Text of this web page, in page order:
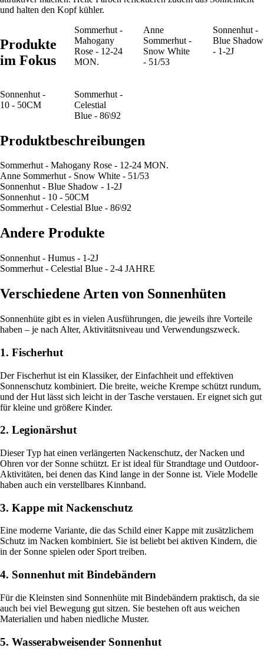
und halten den Kopf kühler.
Produkte
im Fokus
Sommerhut -
Mahogany
Rose - 12-24
MON.
Anne
Sommerhut -
Snow White
- 51/53
Sonnenhut -
Blue Shadow
- 1-2J
Sonnenhut -
10 - 50CM
Sommerhut -
Celestial
Blue - 86\92
Produktbeschreibungen
Sommerhut - Mahogany Rose - 12-24 MON.
Anne Sommerhut - Snow White - 51/53
Sonnenhut - Blue Shadow - 1-2J
Sonnenhut - 10 - 50CM
Sommerhut - Celestial Blue - 86\92
Andere Produkte
Sonnenhut - Humus - 1-2J
Sommerhut - Celestial Blue - 2-4 JAHRE
Verschiedene Arten von Sonnenhüten
Sonnenhüte gibt es in vielen Ausführungen, die jeweils ihre Vorteile
haben – je nach Alter, Aktivitätsniveau und Verwendungszweck.
1. Fischerhut
Der Fischerhut ist ein Klassiker, der Einfachheit und effektiven
Sonnenschutz kombiniert. Die breite, weiche Krempe schützt rundum,
und der Hut lässt sich leicht in der Tasche verstauen. Er eignet sich gut
für kleine und größere Kinder.
2. Legionärshut
Dieser Typ hat einen verlängerten Nackenschutz, der Nacken und
Ohren vor der Sonne schützt. Er ist ideal für Strandtage und Outdoor-
Aktivitäten, bei denen das Kind lange in der Sonne ist. Viele Modelle
haben auch ein verstellbares Kinnband.
3. Kappe mit Nackenschutz
Eine moderne Variante, die das Schild einer Kappe mit zusätzlichem
Schutz im Nacken kombiniert. Sie ist beliebt bei aktiven Kindern, die
in der Sonne spielen oder Sport treiben.
4. Sonnenhut mit Bindebändern
Für die Kleinsten sind Sonnenhüte mit Bindebändern praktisch, da sie
auch bei viel Bewegung gut sitzen. Sie bestehen oft aus weichen
Materialien und haben niedliche Muster.
5. Wasserabweisender Sonnenhut